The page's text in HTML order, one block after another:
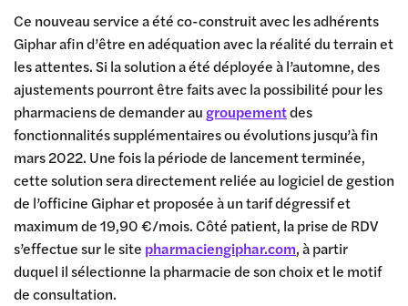
Ce nouveau service a été co-construit avec les adhérents
Giphar afin d’être en adéquation avec la réalité du terrain et
les attentes. Si la solution a été déployée à l’automne, des
ajustements pourront être faits avec la possibilité pour les
pharmaciens de demander au groupementdes
fonctionnalités supplémentaires ou évolutions jusqu’à fin
mars 2022. Une fois la période de lancement terminée,
cette solution sera directement reliée au logiciel de gestion
de l’officine Giphar et proposée à un tarif dégressif et
maximum de 19,90 €/mois. Côté patient, la prise de RDV
s’effectue sur le site pharmaciengiphar.com, à partir
duquel il sélectionne la pharmacie de son choix et le motif
de consultation.